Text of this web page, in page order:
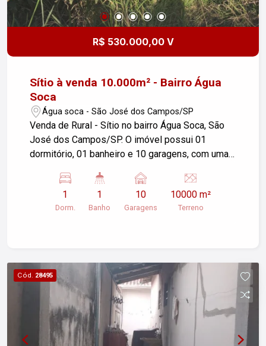
Ocasião: Não perca essa chance única de adquirir
um imóvel com excelente custo-benefício!
Agende sua visita e venha conhecer o seu novo
R$ 530.000,00 V
Sítio à venda 10.000m² - Bairro Água
Soca
Água soca - São José dos Campos/SP
Venda de Rural - Sítio no bairro Água Soca, São
José dos Campos/SP. O imóvel possui 01
dormitório, 01 banheiro e 10 garagens, com uma
montanhas, cercado de alambrado e murado nas
laterais. Para mais informações, entre em
contato!
1
Dorm.
1
Banho
10
Garagens
10000 m²
Terreno
Cód. 28495